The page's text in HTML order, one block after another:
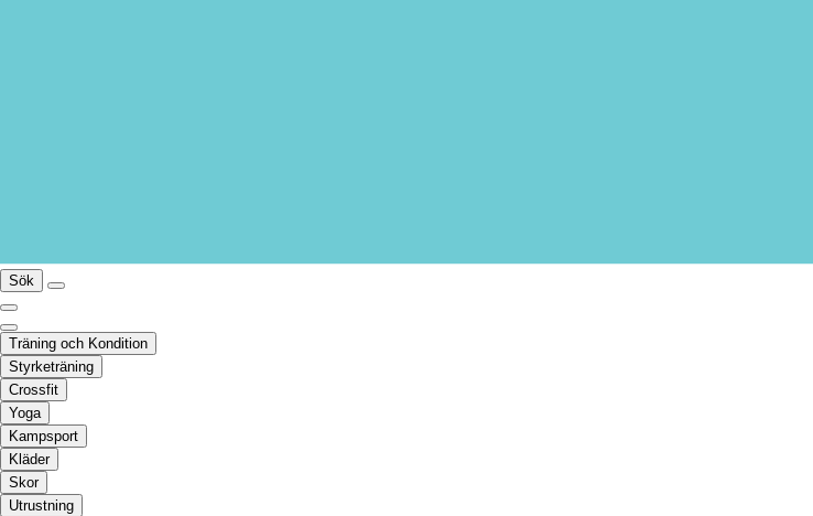
Sök
Träning och Kondition
Styrketräning
Crossfit
Yoga
Kampsport
Kläder
Skor
Utrustning